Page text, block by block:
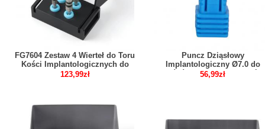
FG7604 Zestaw 4 Wierteł do Toru
Kości Implantologicznych do
Pozycjonowania i Korekcji Szyjki
123,99zł
Puncz Dziąsłowy
Implantologiczny Ø7.0 do
Końcówki Niskiej Prędkości
56,99zł